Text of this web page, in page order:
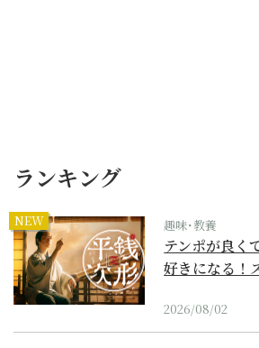
ランキング
NEW 趣味･教養
テンポが良く
好きになる！
2026/08/02